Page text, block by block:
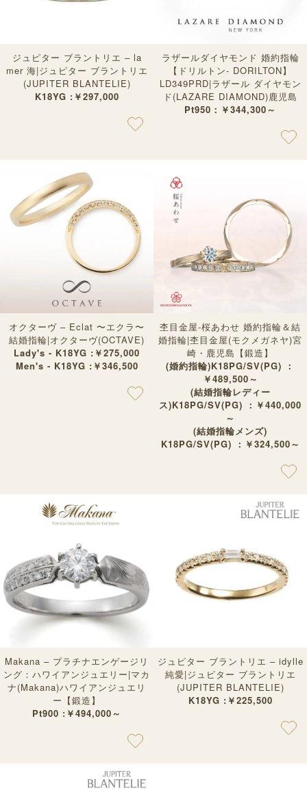
ジュピター ブラントリエ – la
mer 海|ジュピター ブラントリエ
(JUPITER BLANTELIE)
K18YG :￥297,000
ラザールダイヤモンド 婚約指輪
【ドリルトン- DORILTON】
LD349PRD|ラザール ダイヤモン
ド(LAZARE DIAMOND)鹿児島
Pt950：￥344,300～
オクターヴ – Eclat 〜エクラ〜
結婚指輪|オクターヴ(OCTAVE)
Lady's - K18YG :￥275,000
Men's - K18YG :￥346,500
杢目金屋-桜あわせ 婚約指輪＆結
婚指輪|杢目金屋(モクメガネヤ)宮
崎・鹿児島【鍛造】
(婚約指輪)K18PG/SV(PG) ：
￥489,500～
(結婚指輪レディー
ス)K18PG/SV(PG) ：￥440,000
～
(結婚指輪メンズ)
K18PG/SV(PG) ：￥324,500～
Makana – プラチナエンゲージリ
ング：ハワイアンジュエリー|マカ
ナ(Makana)ハワイアンジュエリ
ー【鍛造】
Pt900 :￥494,000～
ジュピター ブラントリエ – idylle
純愛|ジュピター ブラントリエ
(JUPITER BLANTELIE)
K18YG :￥225,500